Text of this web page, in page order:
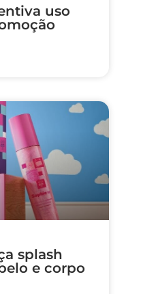
uso
splash
e corpo